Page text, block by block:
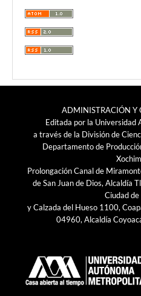
ADMINISTRACIÓN Y
Editada por la
a través de la División de
Departamento de
Prolongación Canal de
de San Juan de Dios, Alcaldía
Ciudad
y Calzada del Hueso 1100,
04960, Alcaldía